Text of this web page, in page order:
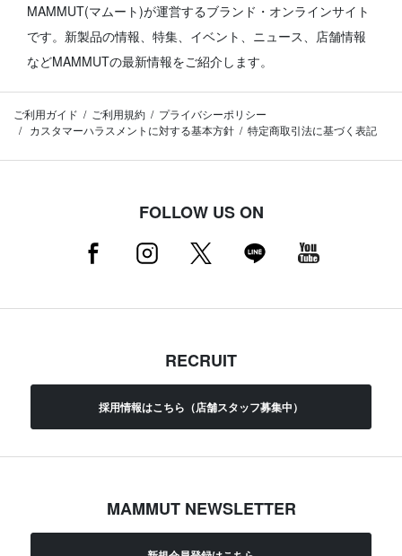
MAMMUT(マムート)が運営するブランド・オンラインサイト
です。 新製品の情報、特集、イベント、ニュース、店舗情報
などMAMMUTの最新情報をご紹介します。
ご利用ガイド ご利用規約
プライバシーポリシー
カスタマーハラスメントに対する基本方針
特定商取引法に基づく表記
FOLLOW US ON
RECRUIT
採用情報はこちら（店舗スタッフ募集中）
MAMMUT NEWSLETTER